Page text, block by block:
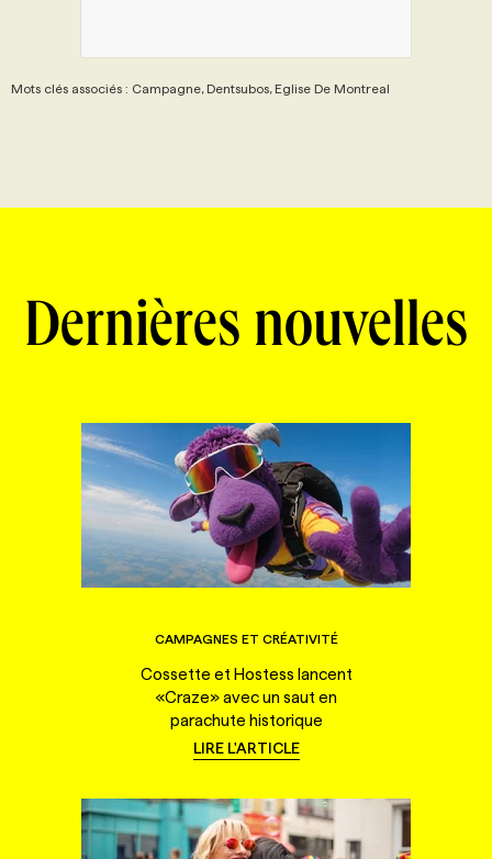
Mots clés associés : Campagne, Dentsubos, Eglise De Montreal
Dernières nouvelles
CAMPAGNES ET CRÉATIVITÉ
Cossette et Hostess lancent
«Craze» avec un saut en
parachute historique
LIRE L'ARTICLE